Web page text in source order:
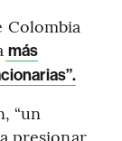
Colombia
más
“un
presionar